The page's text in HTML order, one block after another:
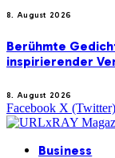
8. August 2026
Berühmte
inspirierender
8. August 2026
Facebook X (Twitter)
Business